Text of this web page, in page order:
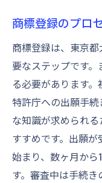
商標戦略
商標登録のプロ
商標登録は、東京
要なステップです
る必要があります。
特許庁への出願手
な知識が求められ
すすめです。出願
始まり、数ヶ月か
す。審査中は手続